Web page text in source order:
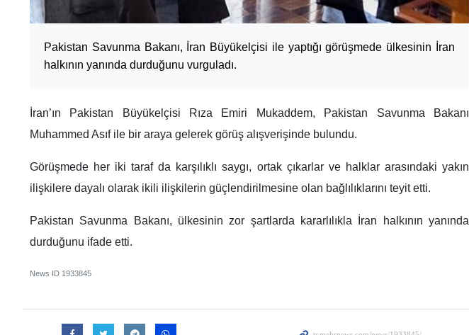
Pakistan Savunma Bakanı, İran Büyükelçisi ile yaptığı görüşmede ülkesinin İran
halkının yanında durduğunu vurguladı.
İran’ın Pakistan Büyükelçisi Rıza Emiri Mukaddem, Pakistan Savunma Bakanı
Muhammed Asıf ile bir araya gelerek görüş alışverişinde bulundu.
Görüşmede her iki taraf da karşılıklı saygı, ortak çıkarlar ve halklar arasındaki yakın
ilişkilere dayalı olarak ikili ilişkilerin güçlendirilmesine olan bağlılıklarını teyit etti.
Pakistan Savunma Bakanı, ülkesinin zor şartlarda kararlılıkla İran halkının yanında
durduğunu ifade etti.
News ID 1933845